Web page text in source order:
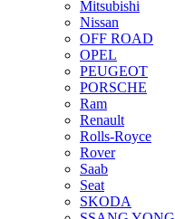
Mitsubishi
Nissan
OFF ROAD
OPEL
PEUGEOT
PORSCHE
Ram
Renault
Rolls-Royce
Rover
Saab
Seat
SKODA